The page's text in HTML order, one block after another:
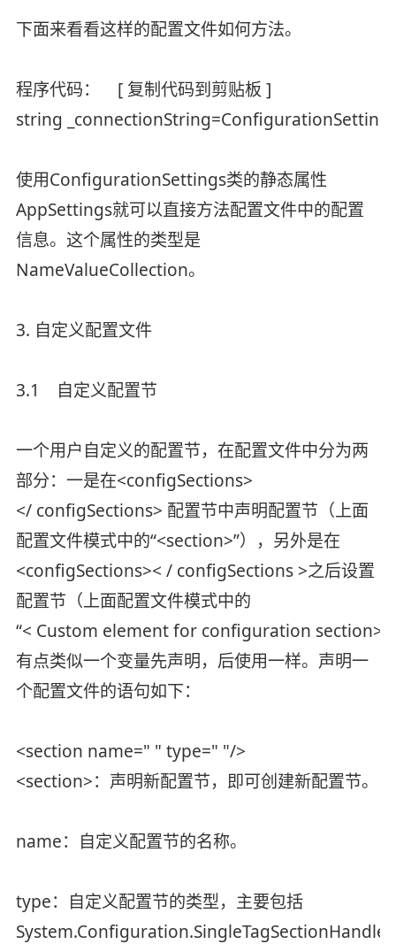
下面来看看这样的配置文件如何方法。
程序代码： [ 复制代码到剪贴板 ]
string
使用ConfigurationSettings类的静态属性
AppSettings就可以直接方法配置文件中的配置
信息。这个属性的类型是
NameValueCollection。
3. 自定义配置文件
3.1 自定义配置节
一个用户自定义的配置节，在配置文件中分为两
部分：一是在<configSections>
</ configSections> 配置节中声明配置节（上面
配置文件模式中的“<section>”），另外是在
<configSections>< / configSections >之后设置
配置节（上面配置文件模式中的
“< Custom element for configuration section>”
有点类似一个变量先声明，后使用一样。声明一
个配置文件的语句如下：
<section name=" " type=" "/>
<section>：声明新配置节，即可创建新配置节。
name：自定义配置节的名称。
type：自定义配置节的类型，主要包括